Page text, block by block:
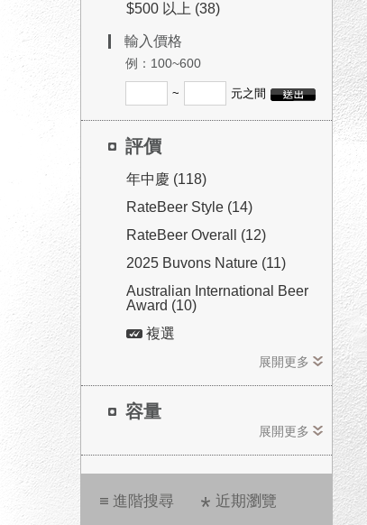
$500 以上 (38)
輸入價格
例：100~600
~ 元之間
評價
年中慶 (118)
RateBeer Style (14)
RateBeer Overall (12)
2025 Buvons Nature (11)
Australian International Beer
Award (10)
複選
展開更多
容量
展開更多
進階搜尋 近期瀏覽